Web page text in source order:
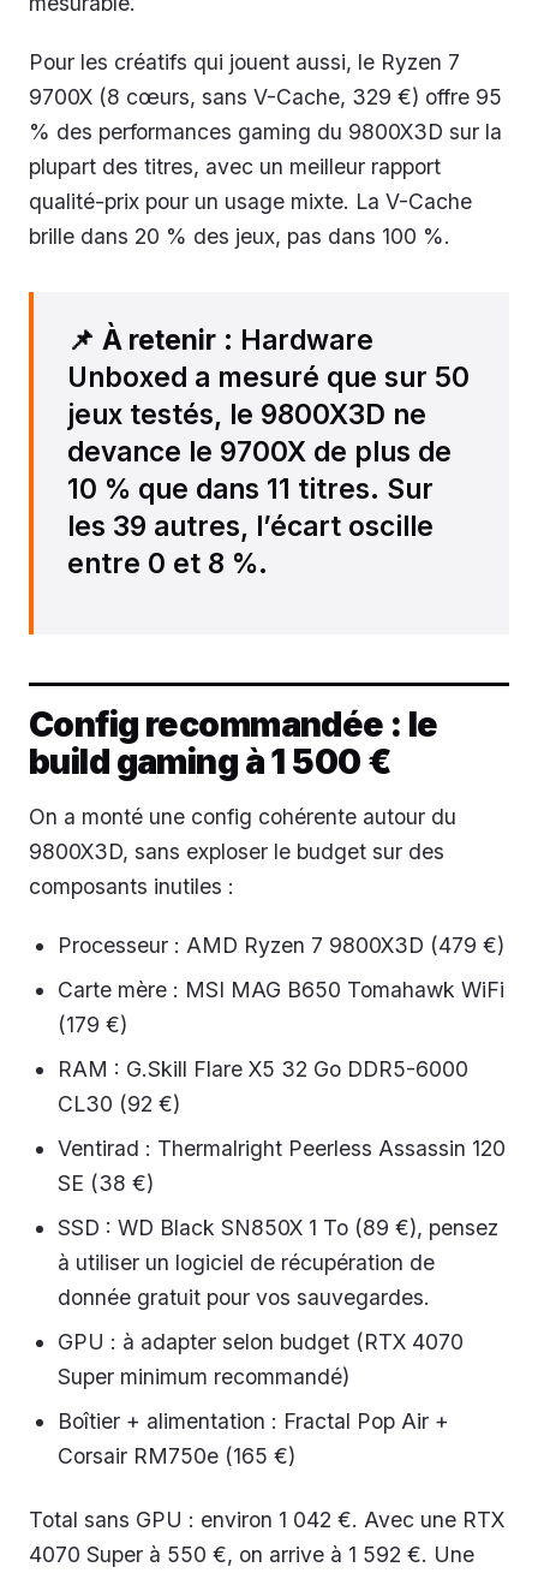
Pour les créatifs qui jouent aussi, le Ryzen 7
9700X (8 cœurs, sans V-Cache, 329 €) offre 95
% des performances gaming du 9800X3D sur la
plupart des titres, avec un meilleur rapport
qualité-prix pour un usage mixte. La V-Cache
brille dans 20 % des jeux, pas dans 100 %.
📌 À retenir : Hardware
Unboxed a mesuré que sur 50
jeux testés, le 9800X3D ne
devance le 9700X de plus de
10 % que dans 11 titres. Sur
les 39 autres, l’écart oscille
entre 0 et 8 %.
Config recommandée : le
build gaming à 1 500 €
On a monté une config cohérente autour du
9800X3D, sans exploser le budget sur des
composants inutiles :
Processeur : AMD Ryzen 7 9800X3D (479 €)
Carte mère : MSI MAG B650 Tomahawk WiFi
(179 €)
RAM : G.Skill Flare X5 32 Go DDR5-6000
CL30 (92 €)
Ventirad : Thermalright Peerless Assassin 120
SE (38 €)
SSD : WD Black SN850X 1 To (89 €), pensez
à utiliser un logiciel de récupération de
donnée gratuit pour vos sauvegardes.
GPU : à adapter selon budget (RTX 4070
Super minimum recommandé)
Boîtier + alimentation : Fractal Pop Air +
Corsair RM750e (165 €)
Total sans GPU : environ 1 042 €. Avec une RTX
4070 Super à 550 €, on arrive à 1 592 €. Une